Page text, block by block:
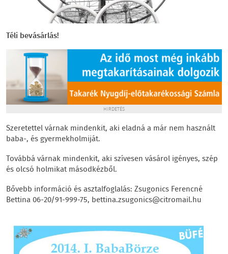
Téli bevásárlás!
HIRDETÉS
Szeretettel várnak mindenkit, aki eladná a már nem használt
baba-, és gyermekholmiját.
Továbbá várnak mindenkit, aki szívesen vásárol igényes, szép
és olcsó holmikat másodkézből.
Bővebb információ és asztalfoglalás: Zsugonics Ferencné
Bettina 06-20/91-999-75, bettina.zsugonics@citromail.hu